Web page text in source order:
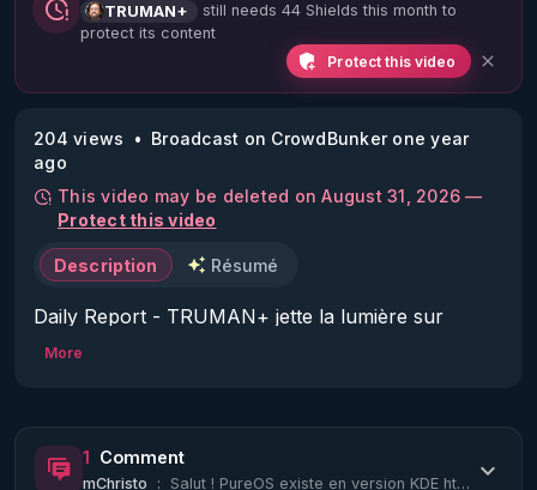
TRUMAN+
still needs 44 Shields this month to
protect its content
Protect this video
204 views
Broadcast on CrowdBunker one year
ago
This video may be deleted on August 31, 2026 —
Protect this video
Description Résumé
Daily Report - TRUMAN+ jette la lumière sur
l'ombre de l'Agence Intelligente de Ciblage & Co :
subis, lors de mon ciblage, au jour le jour, à
chaque nuit que je ne peux pas dormir, et à chaque
More
1 Comment
mChristo : Salut ! PureOS existe en version KDE https://pureos.net/download/ Pour ton ban d...